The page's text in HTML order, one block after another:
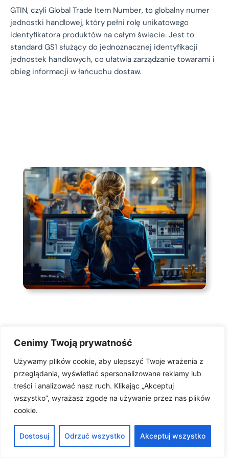
Cenimy Twoją prywatność
Używamy plików cookie, aby ulepszyć Twoje wrażenia z
przeglądania, wyświetlać spersonalizowane reklamy lub
treści i analizować nasz ruch. Klikając „Akceptuj
wszystko”, wyrażasz zgodę na używanie przez nas plików
cookie.
Dostosuj Odrzuć wszystko Akceptuj wszystko
GTIN, czyli Global Trade Item Number, to globalny numer
jednostki handlowej, który pełni rolę unikatowego
identyfikatora produktów na całym świecie. Jest to
standard GS1 służący do jednoznacznej identyfikacji
jednostek handlowych, co ułatwia zarządzanie towarami i
obieg informacji w łańcuchu dostaw.
Użytkownicy programu
magazyn narzędzi
Jakie funkcje oferuje program magazyn narzędzi Studio
TCS.net użytkownikom? Program magazyn narzędzi Studio
TCS.net zapewnia szereg zaawansowanych funkcji, które
zajmujących się wytwarzaniem konstrukcji, maszyn czy